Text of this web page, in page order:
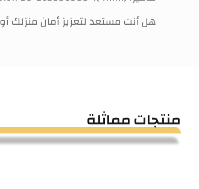
هل أنت مستعد لتعزيز أمان منزلك
منتجات مماثلة